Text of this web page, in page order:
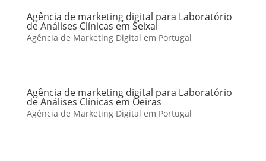
Agência de marketing digital para Laboratório
de Análises Clínicas em Seixal
Agência de Marketing Digital em Portugal
Agência de marketing digital para Laboratório
de Análises Clínicas em Oeiras
Agência de Marketing Digital em Portugal